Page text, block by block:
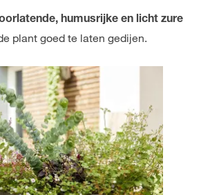
humusrijke en licht zure
plant goed te laten gedijen.